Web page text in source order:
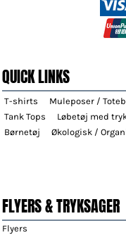
QUICK LINKS
T-shirts Muleposer /
Tank Tops
Løbetøj med
Børnetøj
Økologisk /
FLYERS & TRYKSAGER
Flyers